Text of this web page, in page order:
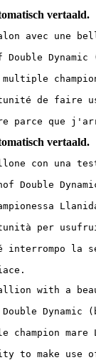
vertaald.
avec une
de faire
parce que
vertaald.
con una
Double
per
interrompo
with a
Dynamic
champion
to make use